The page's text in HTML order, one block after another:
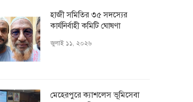
হাজী সমিতির ৩৫ সদস্যের
কার্যনির্বাহী কমিটি ঘোষণা
জুলাই ১১, ২০২৬
মেহেরপুরে ক্যাশলেস ভূমিসেবা